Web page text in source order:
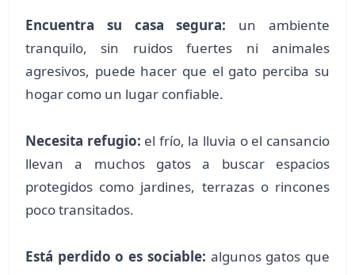
Encuentra su casa segura: un ambiente
tranquilo, sin ruidos fuertes ni animales
agresivos, puede hacer que el gato perciba su
hogar como un lugar confiable.
Necesita refugio: el frío, la lluvia o el cansancio
llevan a muchos gatos a buscar espacios
protegidos como jardines, terrazas o rincones
poco transitados.
Está perdido o es sociable: algunos gatos que